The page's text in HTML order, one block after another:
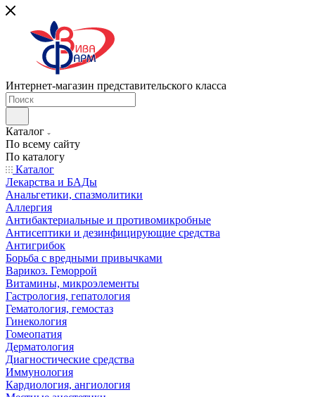
Интернет-магазин представительского класса
Каталог
По всему сайту
По каталогу
Каталог
Лекарства и БАДы
Анальгетики, спазмолитики
Аллергия
Антибактериальные и противомикробные
Антисептики и дезинфицирующие средства
Антигрибок
Борьба с вредными привычками
Варикоз. Геморрой
Витамины, микроэлементы
Гастрология, гепатология
Гематология, гемостаз
Гинекология
Гомеопатия
Дерматология
Диагностические средства
Иммунология
Кардиология, ангиология